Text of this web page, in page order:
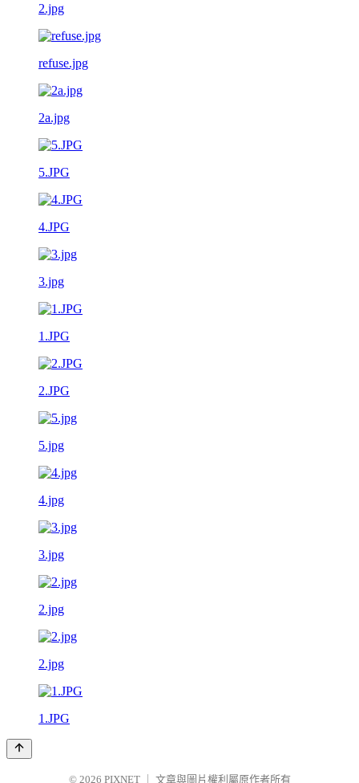
2.jpg
refuse.jpg
2a.jpg
5.JPG
4.JPG
3.jpg
1.JPG
2.JPG
5.jpg
4.jpg
3.jpg
2.jpg
2.jpg
1.JPG
© 2026 PIXNET 文章與圖片權利屬原作者所有